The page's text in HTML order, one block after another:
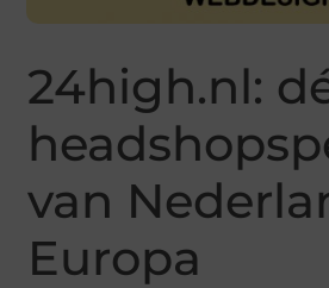
24high.nl:
van
Europa